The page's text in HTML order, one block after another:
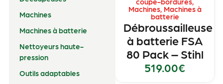
Machines
Machines à batterie
Nettoyeurs haute-
pression
Outils adaptables
Machines, Machines à
batterie
Débroussailleuse
à batterie FSA
80 Pack – Stihl
519.00€